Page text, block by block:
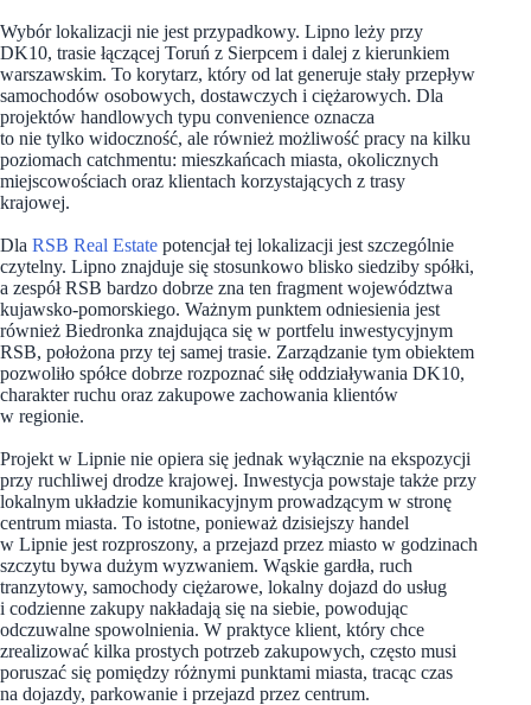
Wybór lokalizacji nie jest przypadkowy. Lipno leży przy
DK10, trasie łączącej Toruń z Sierpcem i dalej z kierunkiem
warszawskim. To korytarz, który od lat generuje stały przepływ
samochodów osobowych, dostawczych i ciężarowych. Dla
projektów handlowych typu convenience oznacza
to nie tylko widoczność, ale również możliwość pracy na kilku
poziomach catchmentu: mieszkańcach miasta, okolicznych
miejscowościach oraz klientach korzystających z trasy
krajowej.
Dla RSB Real Estate potencjał tej lokalizacji jest szczególnie
czytelny. Lipno znajduje się stosunkowo blisko siedziby spółki,
a zespół RSB bardzo dobrze zna ten fragment województwa
kujawsko-pomorskiego. Ważnym punktem odniesienia jest
również Biedronka znajdująca się w portfelu inwestycyjnym
RSB, położona przy tej samej trasie. Zarządzanie tym obiektem
pozwoliło spółce dobrze rozpoznać siłę oddziaływania DK10,
charakter ruchu oraz zakupowe zachowania klientów
w regionie.
Projekt w Lipnie nie opiera się jednak wyłącznie na ekspozycji
przy ruchliwej drodze krajowej. Inwestycja powstaje także przy
lokalnym układzie komunikacyjnym prowadzącym w stronę
centrum miasta. To istotne, ponieważ dzisiejszy handel
w Lipnie jest rozproszony, a przejazd przez miasto w godzinach
szczytu bywa dużym wyzwaniem. Wąskie gardła, ruch
tranzytowy, samochody ciężarowe, lokalny dojazd do usług
i codzienne zakupy nakładają się na siebie, powodując
odczuwalne spowolnienia. W praktyce klient, który chce
zrealizować kilka prostych potrzeb zakupowych, często musi
poruszać się pomiędzy różnymi punktami miasta, tracąc czas
na dojazdy, parkowanie i przejazd przez centrum.